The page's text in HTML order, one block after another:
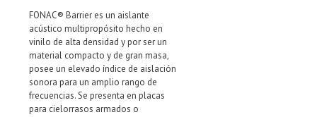
FONAC® Barrier es un aislante
acústico multipropósito hecho en
vinilo de alta densidad y por ser un
material compacto y de gran masa,
posee un elevado índice de aislación
sonora para un amplio rango de
frecuencias. Se presenta en placas
para cielorrasos armados o